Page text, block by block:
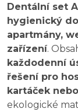
Dentální set
hygienický
apartmány,
zařízení.
každodenní
řešení pro
kartáček
ekologické